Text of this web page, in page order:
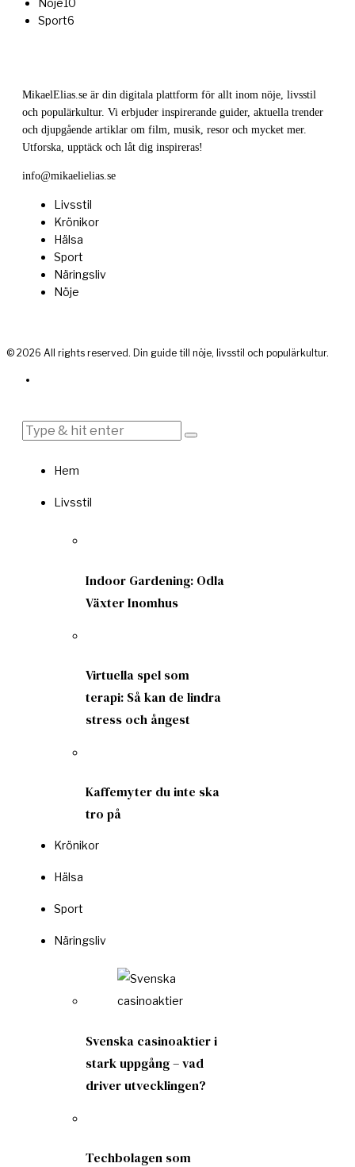
Nöje10
Sport6
MikaelElias.se är din digitala plattform för allt inom nöje, livsstil
och populärkultur. Vi erbjuder inspirerande guider, aktuella trender
och djupgående artiklar om film, musik, resor och mycket mer.
Utforska, upptäck och låt dig inspireras!
info@mikaelielias.se
Livsstil
Krönikor
Hälsa
Sport
Näringsliv
Nöje
© 2026 All rights reserved. Din guide till nöje, livsstil och populärkultur.
Hem
Livsstil
Indoor Gardening: Odla
Växter Inomhus
Virtuella spel som
terapi: Så kan de lindra
stress och ångest
Kaffemyter du inte ska
tro på
Krönikor
Hälsa
Sport
Näringsliv
Svenska casinoaktier i
stark uppgång – vad
driver utvecklingen?
Techbolagen som